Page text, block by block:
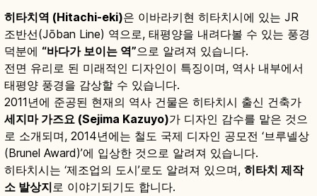
히타치역 (Hitachi-eki)은 이바라키현 히타치시에 있는 JR
조반선(Jōban Line) 역으로, 태평양을 내려다볼 수 있는 풍경
덕분에 “바다가 보이는 역”으로 알려져 있습니다.
전면 유리로 된 미래적인 디자인이 특징이며, 역사 내부에서
태평양 풍경을 감상할 수 있습니다.
2011년에 준공된 현재의 역사 건물은 히타치시 출신 건축가
세지마 가즈요 (Sejima Kazuyo)가 디자인 감수를 맡은 것으
로 소개되며, 2014년에는 철도 국제 디자인 공모전 ‘브루넬상
(Brunel Award)’에 입상한 것으로 알려져 있습니다.
히타치시는 ‘제조업의 도시’로도 알려져 있으며, 히타치 제작
소 발상지로 이야기되기도 합니다.